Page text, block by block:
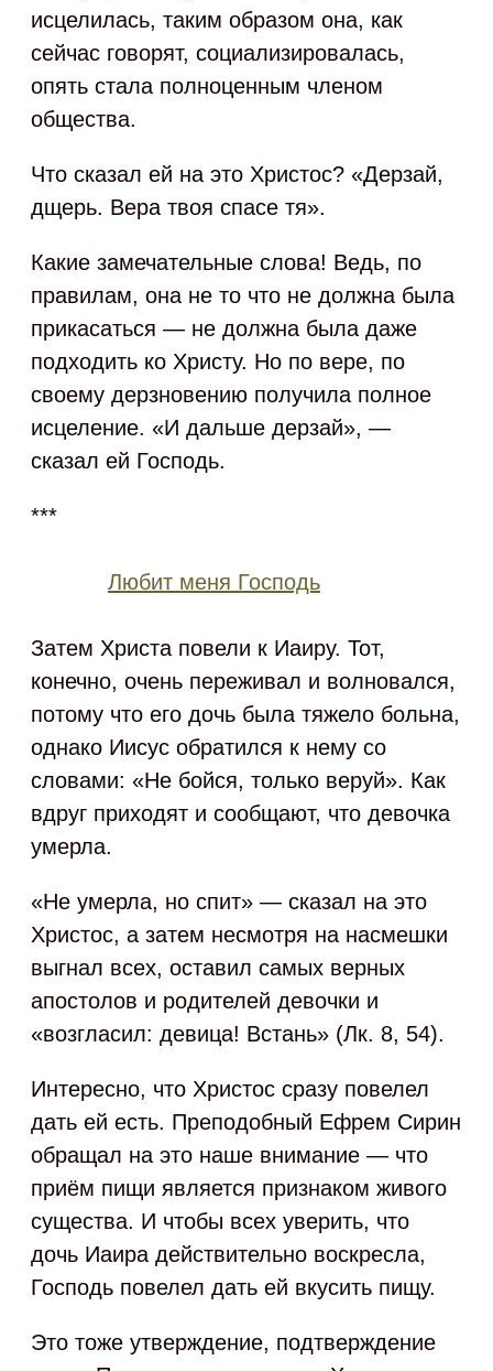
исцелилась, таким образом она, как
сейчас говорят, социализировалась,
опять стала полноценным членом
общества.
Что сказал ей на это Христос? «Дерзай,
дщерь. Вера твоя спасе тя».
Какие замечательные слова! Ведь, по
правилам, она не то что не должна была
прикасаться — не должна была даже
подходить ко Христу. Но по вере, по
своему дерзновению получила полное
исцеление. «И дальше дерзай», —
сказал ей Господь.
***
Любит меня Господь
Затем Христа повели к Иаиру. Тот,
конечно, очень переживал и волновался,
потому что его дочь была тяжело больна,
однако Иисус обратился к нему со
словами: «Не бойся, только веруй». Как
вдруг приходят и сообщают, что девочка
умерла.
«Не умерла, но спит» — сказал на это
Христос, а затем несмотря на насмешки
выгнал всех, оставил самых верных
апостолов и родителей девочки и
«возгласил: девица! Встань» (Лк. 8, 54).
Интересно, что Христос сразу повелел
дать ей есть. Преподобный Ефрем Сирин
обращал на это наше внимание — что
приём пищи является признаком живого
существа. И чтобы всех уверить, что
дочь Иаира действительно воскресла,
Господь повелел дать ей вкусить пищу.
Это тоже утверждение, подтверждение